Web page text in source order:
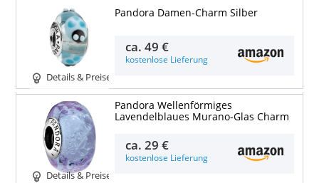
Details & Preise
Pandora Damen-Charm Silber
ca.49 €
kostenlose Lieferung
Details & Preise
Pandora Wellenförmiges
Lavendelblaues Murano-Glas Charm
ca.29 €
kostenlose Lieferung